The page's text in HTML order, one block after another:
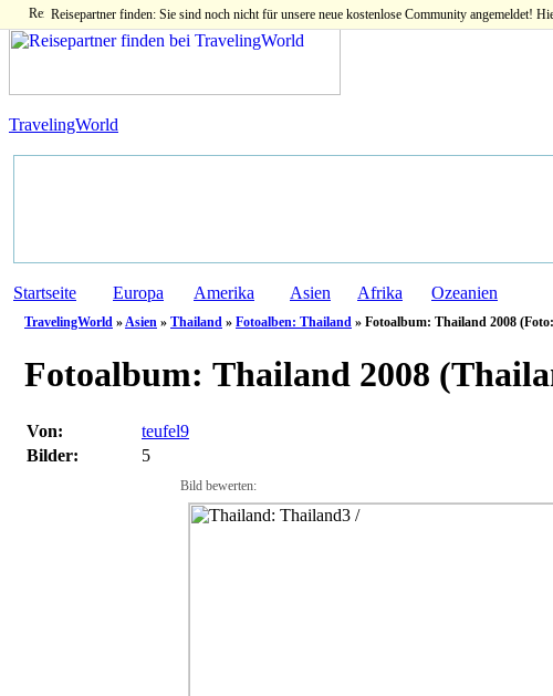
Reisepartner finden: Sie sind noch nicht für unsere neue kostenlose Community angemeldet!
TravelingWorld
Startseite Europa Amerika Asien Afrika Ozeanien
TravelingWorld »Asien » Thailand » Fotoalben: Thailand » Fotoalbum: Thailand 2008
Fotoalbum: Thailand 2008
Von:
teufel9
Bilder:
5
Bild bewerten: